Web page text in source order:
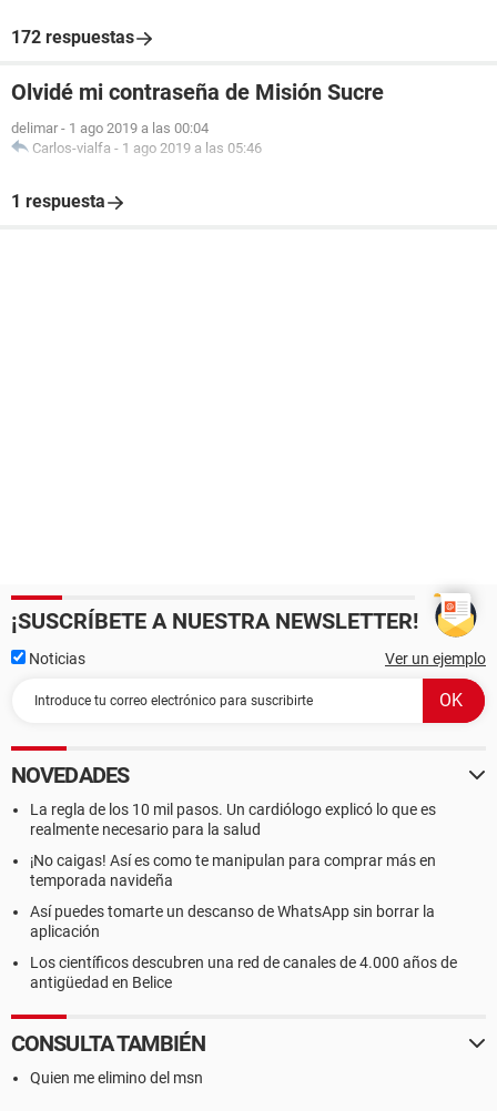
172 respuestas
Olvidé mi contraseña de Misión Sucre
delimar - 1 ago 2019 a las 00:04
Carlos-vialfa - 1 ago 2019 a las 05:46
1 respuesta
¡SUSCRÍBETE A NUESTRA NEWSLETTER!
Noticias Ver un ejemplo
NOVEDADES
La regla de los 10 mil pasos. Un cardiólogo explicó lo que es
realmente necesario para la salud
¡No caigas! Así es como te manipulan para comprar más en
temporada navideña
Así puedes tomarte un descanso de WhatsApp sin borrar la
aplicación
Los científicos descubren una red de canales de 4.000 años de
antigüedad en Belice
CONSULTA TAMBIÉN
Quien me elimino del msn